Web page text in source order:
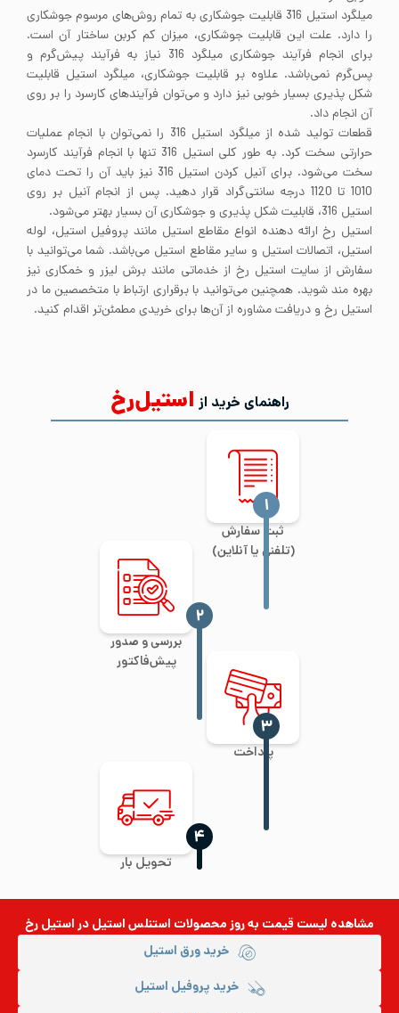
میلگرد استیل 316 قابلیت جوشکاری به تمام روش‌های مرسوم جوشکاری
را دارد. علت این قابلیت جوشکاری، میزان کم کربن ساختار آن است.
برای انجام فرآیند جوشکاری میلگرد 316 نیاز به فرآیند پیش‌گرم و
پس‌گرم نمی‌باشد. علاوه بر قابلیت جوشکاری، میلگرد استیل قابلیت
شکل پذیری بسیار خوبی نیز دارد و می‌توان فرآیندهای کارسرد را بر روی
آن انجام داد.
قطعات تولید شده از میلگرد استیل 316 را نمی‌توان با انجام عملیات
حرارتی سخت کرد. به طور کلی استیل 316 تنها با انجام فرآیند کارسرد
سخت می‌شود. برای آنیل کردن استیل 316 نیز باید آن را تحت دمای
1010 تا 1120 درجه سانتی‌گراد قرار دهید. پس از انجام آنیل بر روی
استیل 316، قابلیت شکل پذیری و جوشکاری آن بسیار بهتر می‌شود.
استیل رخ ارائه دهنده انواع مقاطع استیل مانند پروفیل استیل، لوله
استیل، اتصالات استیل و سایر مقاطع استیل می‌باشد. شما می‌توانید با
سفارش از سایت استیل رخ از خدماتی مانند برش لیزر و خمکاری نیز
بهره مند شوید. همچنین می‌توانید با برقراری ارتباط با متخصصین ما در
استیل رخ و دریافت مشاوره از آن‌ها برای خریدی مطمئن‌تر اقدام کنید.
راهنمای خرید از استیل‌رخ
ثبت سفارش
(تلفنی یا آنلاین)
‍۱
بررسی و صدور
پیش‌فاکتور
‍۲
پرداخت
‍۳
تحویل بار
‍۴
مشاهده لیست قیمت به روزمحصولات استنلس استیلدر استیل رخ
خرید ورق استیل
خرید پروفیل استیل